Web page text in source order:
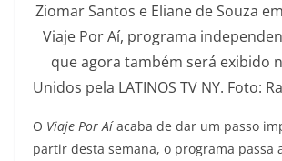
Ziomar Santos e Eliane de Souza
Viaje Por Aí, programa
que agora também será exibido
Unidos pela LATINOS TV NY. Foto:
O Viaje Por Aíacaba de dar um passo
partir desta semana, o programa passa